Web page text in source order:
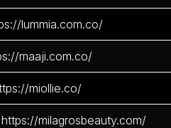
lummia.com.co/
maaji.com.co/
miollie.co/
milagrosbeauty.com/